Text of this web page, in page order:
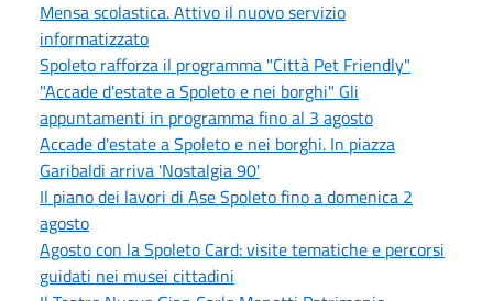
Mensa scolastica. Attivo il nuovo servizio
informatizzato
Spoleto rafforza il programma "Città Pet Friendly"
"Accade d'estate a Spoleto e nei borghi" Gli
appuntamenti in programma fino al 3 agosto
Accade d'estate a Spoleto e nei borghi. In piazza
Garibaldi arriva 'Nostalgia 90'
Il piano dei lavori di Ase Spoleto fino a domenica 2
agosto
Agosto con la Spoleto Card: visite tematiche e percorsi
guidati nei musei cittadini